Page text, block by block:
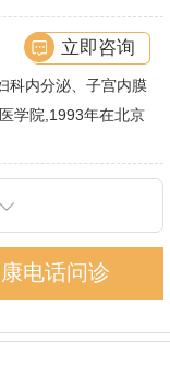
科内分泌、子宫内膜
,宫腹腔镜手术,盆底
学院,1993年在北京
立即咨询
电话问诊